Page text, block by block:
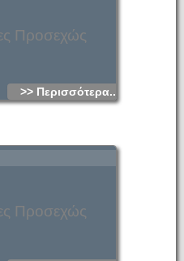
Προσεχώς
>> Περισσότερα...
Προσεχώς